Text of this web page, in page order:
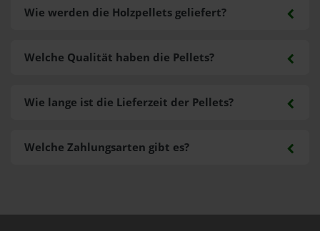
Wie werden die Holzpellets geliefert?
Welche Zahlungsarten gibt es?
Welche Qualität haben die Pellets?
Wie lange ist die Lieferzeit der Pellets?